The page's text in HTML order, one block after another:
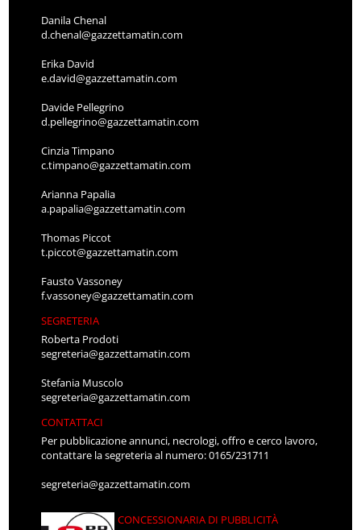
Danila Chenal
d.chenal@gazzettamatin.com
Erika David
e.david@gazzettamatin.com
Davide Pellegrino
d.pellegrino@gazzettamatin.com
Cinzia Timpano
c.timpano@gazzettamatin.com
Arianna Papalia
a.papalia@gazzettamatin.com
Thomas Piccot
t.piccot@gazzettamatin.com
Fausto Vassoney
f.vassoney@gazzettamatin.com
SEGRETERIA
Roberta Prodoti
segreteria@gazzettamatin.com
Stefania Muscolo
segreteria@gazzettamatin.com
CONTATTACI
Per pubblicazione annunci, necrologi, offro e cerco lavoro,
contattare la segreteria al numero: 0165/231711
segreteria@gazzettamatin.com
CONCESSIONARIA DI PUBBLICITÀ